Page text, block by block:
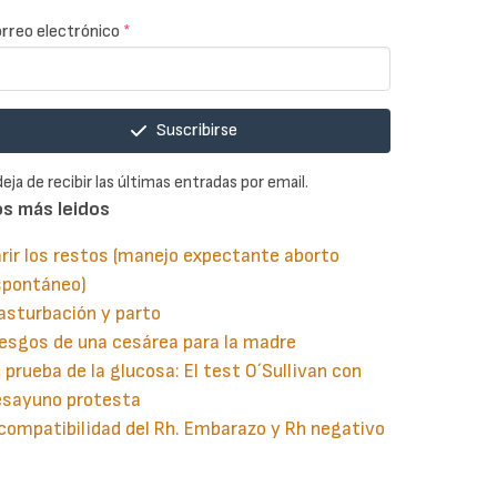
electrónico *
Suscribirse
de recibir las últimas entradas por email.
más leidos
los restos (manejo expectante aborto
y parto
de una cesárea para la madre
prueba de la glucosa: El test O´Sullivan con
protesta
del Rh. Embarazo y Rh negativo